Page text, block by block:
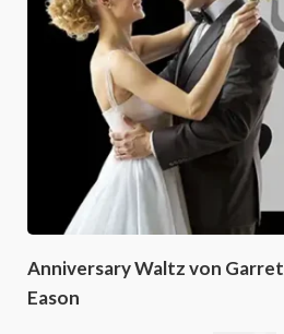
Anniversary Waltz von
Eason